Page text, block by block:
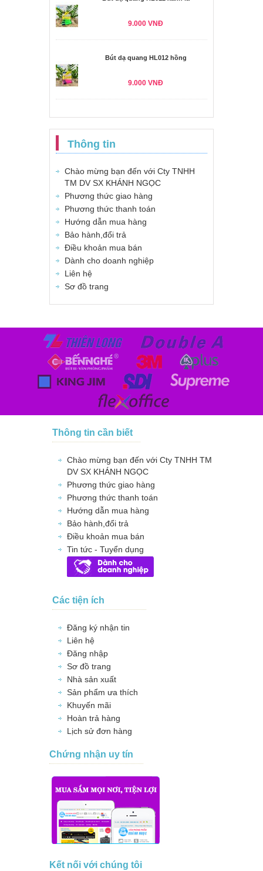
9.000 VNĐ
Bút dạ quang HL012 hồng
9.000 VNĐ
Thông tin
Chào mừng bạn đến với Cty TNHH
TM DV SX KHÁNH NGỌC
Phương thức giao hàng
Phương thức thanh toán
Hướng dẫn mua hàng
Bảo hành,đổi trả
Điều khoản mua bán
Dành cho doanh nghiệp
Liên hệ
Sơ đồ trang
Thông tin cần biết
Chào mừng bạn đến với Cty TNHH TM
DV SX KHÁNH NGỌC
Phương thức giao hàng
Phương thức thanh toán
Hướng dẫn mua hàng
Bảo hành,đổi trả
Điều khoản mua bán
Tin tức - Tuyển dụng
Các tiện ích
Đăng ký nhận tin
Liên hệ
Đăng nhập
Sơ đồ trang
Nhà sản xuất
Sản phẩm ưa thích
Khuyến mãi
Hoàn trả hàng
Lịch sử đơn hàng
Chứng nhận uy tín
Kết nối với chúng tôi